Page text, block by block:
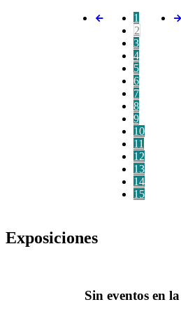
1
2
3
4
5
6
7
8
9
10
11
12
13
14
15
Exposiciones
Sin eventos en